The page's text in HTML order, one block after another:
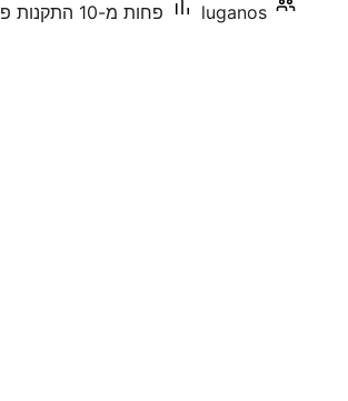
luganos פחות מ-10 התקנות פעילות